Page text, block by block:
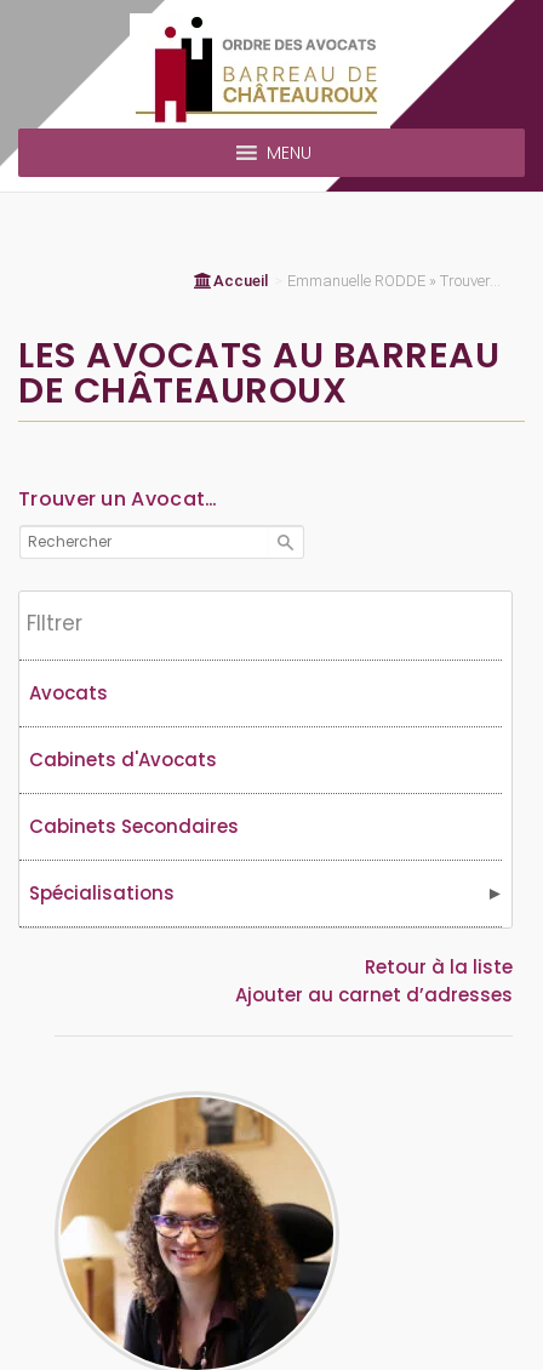
MENU
Accueil Emmanuelle RODDE » Trouver...
LES AVOCATS AU BARREAU
DE CHÂTEAUROUX
Trouver un Avocat…
Flltrer
Avocats
Cabinets d'Avocats
Cabinets Secondaires
Spécialisations
Retour à la liste
Ajouter au carnet d’adresses